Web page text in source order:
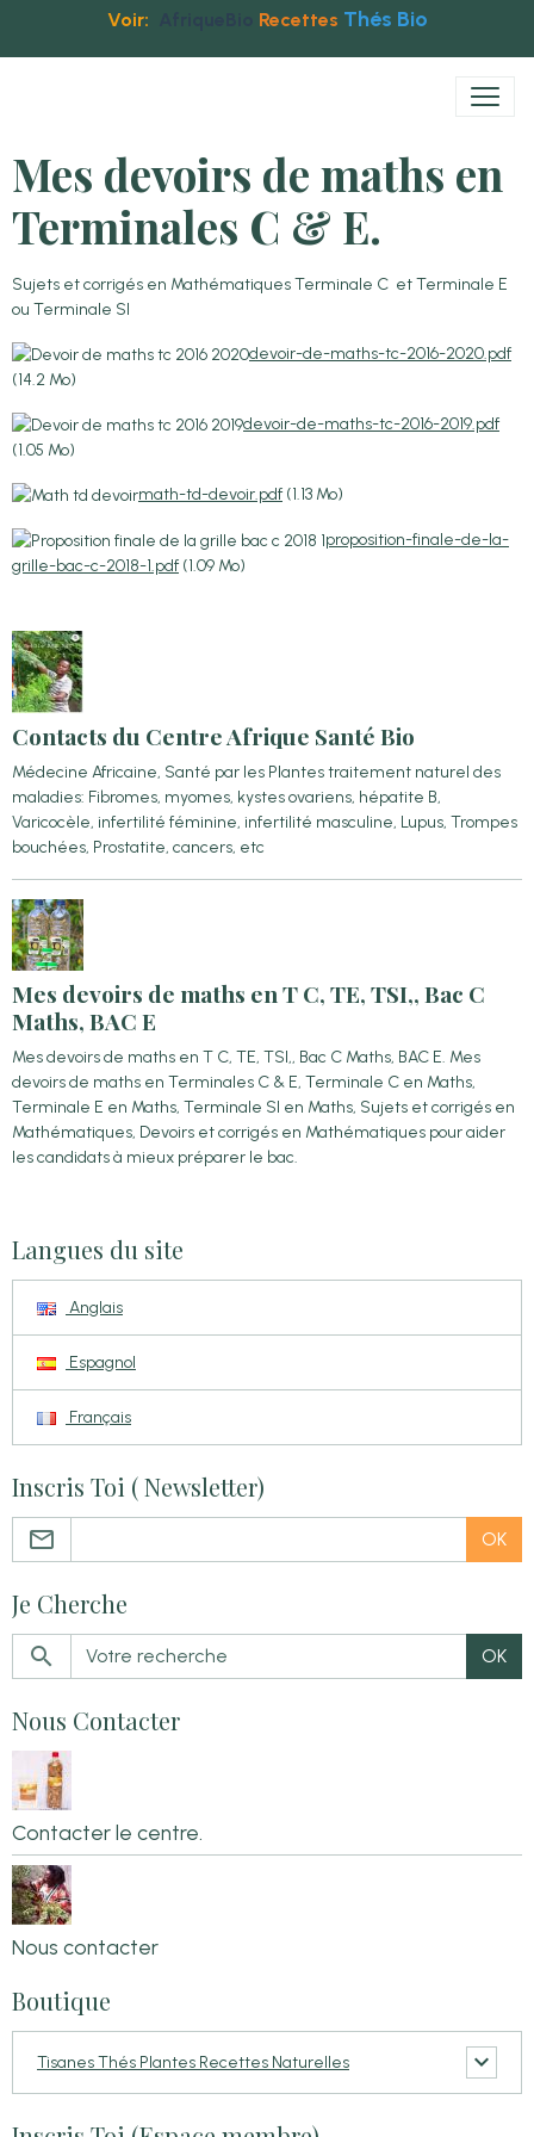
Voir: Recettes Thés Bio
Mes devoirs de maths en
Terminales C & E.
Sujets et corrigés en Mathématiques Terminale C et Terminale E
ou Terminale SI
devoir-de-maths-tc-2016-2020.pdf
(14.2 Mo)
devoir-de-maths-tc-2016-2019.pdf
(1.05 Mo)
math-td-devoir.pdf (1.13 Mo)
proposition-finale-de-la-
grille-bac-c-2018-1.pdf (1.09 Mo)
Contacts du Centre Afrique Santé Bio
Médecine Africaine, Santé par les Plantes traitement naturel des
maladies: Fibromes, myomes, kystes ovariens, hépatite B,
Varicocèle, infertilité féminine, infertilité masculine, Lupus, Trompes
bouchées, Prostatite, cancers, etc
Mes devoirs de maths en T C, TE, TSI,, Bac C
Maths, BAC E
Mes devoirs de maths en T C, TE, TSI,, Bac C Maths, BAC E. Mes
devoirs de maths en Terminales C & E, Terminale C en Maths,
Terminale E en Maths, Terminale SI en Maths, Sujets et corrigés en
Mathématiques, Devoirs et corrigés en Mathématiques pour aider
les candidats à mieux préparer le bac.
Langues du site
Anglais
Espagnol
Français
Inscris Toi ( Newsletter)
OK
Je Cherche
OK
Nous Contacter
Contacter le centre.
Nous contacter
Boutique
Tisanes Thés Plantes Recettes Naturelles